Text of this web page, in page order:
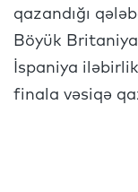
qazandığı
Böyük
İspaniya
finala vəsiqə